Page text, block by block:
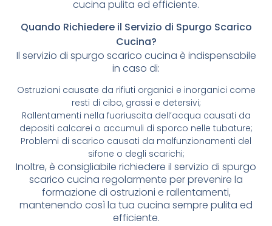
cucina pulita ed efficiente.
Quando Richiedere il Servizio di Spurgo Scarico
Cucina?
Il servizio di spurgo scarico cucina è indispensabile
in caso di:
Ostruzioni causate da rifiuti organici e inorganici come
resti di cibo, grassi e detersivi;
Rallentamenti nella fuoriuscita dell’acqua causati da
depositi calcarei o accumuli di sporco nelle tubature;
Problemi di scarico causati da malfunzionamenti del
sifone o degli scarichi;
Inoltre, è consigliabile richiedere il servizio di spurgo
scarico cucina regolarmente per prevenire la
formazione di ostruzioni e rallentamenti,
mantenendo così la tua cucina sempre pulita ed
efficiente.